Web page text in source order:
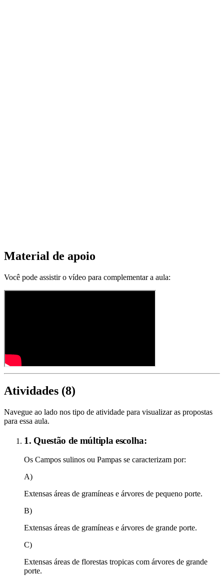
Material de apoio
Você pode assistir o vídeo para complementar a aula:
Atividades (8)
Navegue ao lado nos tipo de atividade para visualizar as propostas
para essa aula.
1. Questão de múltipla escolha:
Os Campos sulinos ou Pampas se caracterizam por:
A)
Extensas áreas de gramíneas e árvores de pequeno porte.
B)
Extensas áreas de gramíneas e árvores de grande porte.
C)
Extensas áreas de florestas tropicas com árvores de grande
porte.